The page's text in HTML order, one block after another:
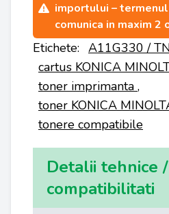
importului –
comunica in maxim 2
Etichete: A11G330 /
cartus KONICA
toner imprimanta ,
toner KONICA
tonere compatibile
Detalii tehnice /
compatibilitati